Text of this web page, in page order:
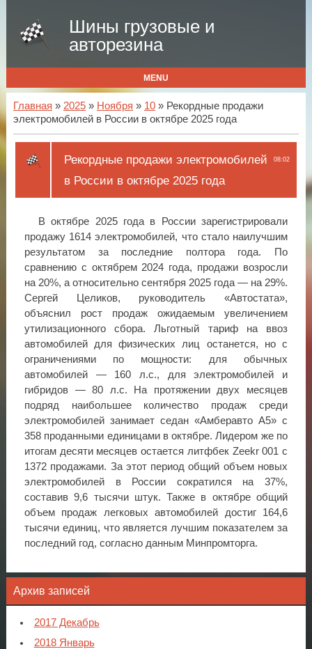
Шины грузовые и
авторезина
MENU
Главная » 2025 » Ноября » 10» Рекордные продажи
электромобилей в России в октябре 2025 года
08:02
Рекордные продажи электромобилей
в России в октябре 2025 года
В октябре 2025 года в России зарегистрировали
продажу 1614 электромобилей, что стало наилучшим
результатом за последние полтора года. По
сравнению с октябрем 2024 года, продажи возросли
на 20%, а относительно сентября 2025 года — на 29%.
Сергей Целиков, руководитель «Автостата»,
объяснил рост продаж ожидаемым увеличением
утилизационного сбора. Льготный тариф на ввоз
автомобилей для физических лиц останется, но с
ограничениями по мощности: для обычных
автомобилей — 160 л.с., для электромобилей и
гибридов — 80 л.с. На протяжении двух месяцев
подряд наибольшее количество продаж среди
электромобилей занимает седан «Амберавто А5» с
358 проданными единицами в октябре. Лидером же по
итогам десяти месяцев остается литфбек Zeekr 001 с
1372 продажами. За этот период общий объем новых
электромобилей в России сократился на 37%,
составив 9,6 тысячи штук. Также в октябре общий
объем продаж легковых автомобилей достиг 164,6
тысячи единиц, что является лучшим показателем за
последний год, согласно данным Минпромторга.
Архив записей
2017 Декабрь
2018 Январь